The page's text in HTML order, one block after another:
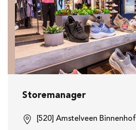
Storemanager
[520] Amstelveen Binnenhof